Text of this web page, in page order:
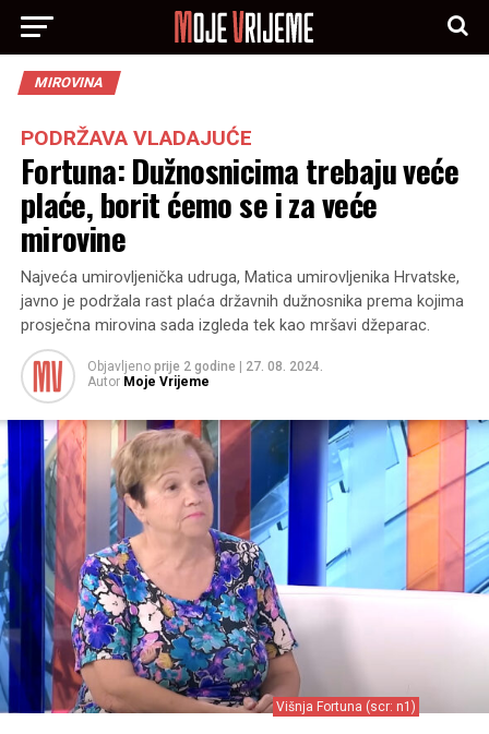
MIROVINA
PODRŽAVA VLADAJUĆE
Fortuna: Dužnosnicima trebaju veće
plaće, borit ćemo se i za veće
mirovine
Najveća umirovljenička udruga, Matica umirovljenika Hrvatske,
javno je podržala rast plaća državnih dužnosnika prema kojima
prosječna mirovina sada izgleda tek kao mršavi džeparac.
Objavljeno prije 2 godine
27. 08. 2024.
Autor Moje Vrijeme
Višnja Fortuna (scr: n1)